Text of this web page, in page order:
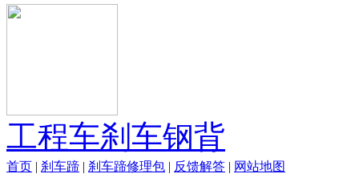
工程车刹车钢背
首页 | 刹车蹄 | 刹车蹄修理包 | 反馈解答 | 网站地图